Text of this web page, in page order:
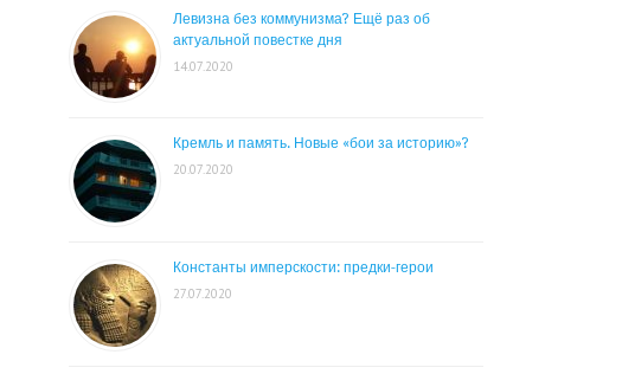
Левизна без коммунизма? Ещё раз об
актуальной повестке дня
14.07.2020
Кремль и память. Новые «бои за историю»?
20.07.2020
Константы имперскости: предки-герои
27.07.2020